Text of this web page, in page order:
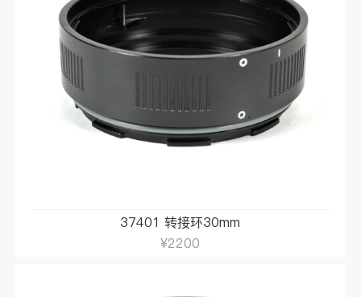
37401 转接环30mm
¥2200